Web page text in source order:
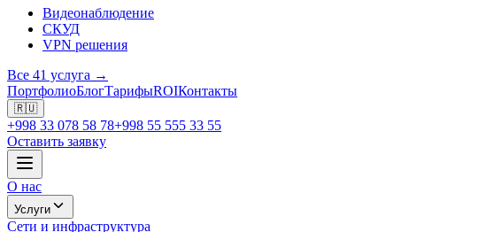
Видеонаблюдение
СКУД
VPN решения
Все 41 услуга →
ПортфолиоБлогТарифыROIКонтакты
🇷🇺
+998 33 078 58 78+998 55 555 33 55
Оставить заявку
О нас
Услуги
Сети и инфраструктура